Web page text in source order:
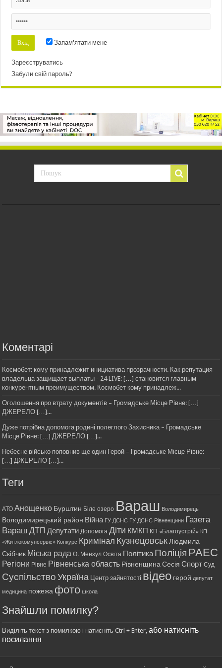
Запам'ятати мене
Зареєструватись
Забули свій пароль?
Коментарі
Космобет: кому принадлежит инициатива прозрачности. Как репутация
владельца защищает выплаты - 24 LIVE: […] становится главным
конкурентным преимуществом. Космобет кому принадлеж...
Оголошення про втрату документів – Громадське Місце Рівне: […]
ДЖЕРЕЛО […]...
Дуже потрібна допомога родині полеглого Захисника – Громадське
Місце Рівне: […] ДЖЕРЕЛО […]...
Небесне військо поповнив ще один Герой – Громадське Місце Рівне:
[…] ДЖЕРЕЛО […]...
Теги
АТО Анощенко Бурштин Біле озеро Вараш Володимирець
Володимирецький район Війна ГУ ДСНС ГУ ДСНС Рівненщини Газета
Вараш ДТП Депутати Допомога Діти КМКП КП «Благоустрій» КП
«Житлокомунсервіс» Конкурс Кримінал Кузнецовськ Людмила
Скібчик Міська рада О. Мензул Освіта ПолітикаПоліція РАЕС
Регіони Рівне Рівненська область Рівненщина Сесія Спорт Суд
Суспільство Україна Центр зайнятості відео герой депутат
медицина пожежа фото школа
Знайшли помилку?
Виділіть текст з помилкою і натисніть Ctrl + Enter,або натисніть
посилання